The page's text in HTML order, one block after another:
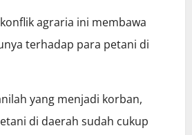
agraria ini membawa
terhadap para petani di
yang menjadi korban,
di daerah sudah cukup